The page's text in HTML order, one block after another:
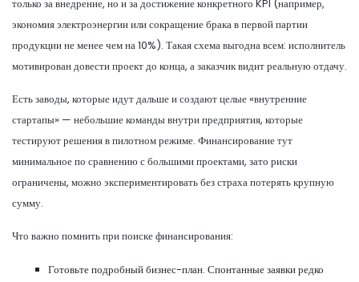
только за внедрение, но и за достижение конкретного KPI (например,
экономия электроэнергии или сокращение брака в первой партии
продукции не менее чем на 10%). Такая схема выгодна всем: исполнитель
мотивирован довести проект до конца, а заказчик видит реальную отдачу.
Есть заводы, которые идут дальше и создают целые «внутренние
стартапы» — небольшие команды внутри предприятия, которые
тестируют решения в пилотном режиме. Финансирование тут
минимальное по сравнению с большими проектами, зато риски
ограничены, можно экспериментировать без страха потерять крупную
сумму.
Что важно помнить при поиске финансирования:
Готовьте подробный бизнес-план. Спонтанные заявки редко